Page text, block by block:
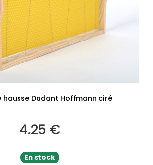
hausse Dadant Hoffmann ciré
4.25 €
En stock